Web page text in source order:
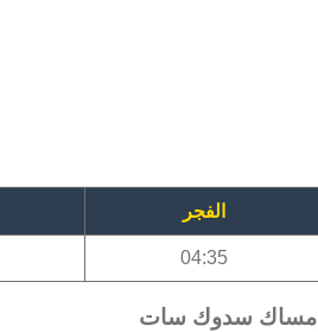
الفجر
04:35
إمساك سدوك سات